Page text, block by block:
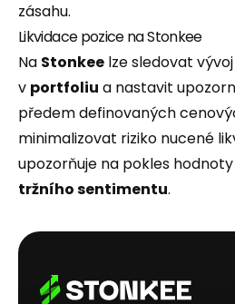
zásahu.
Likvidace pozice na Stonkee
Na Stonkee lze sledovat
v portfoliu a nastavit
předem definovaných
minimalizovat riziko nucené
upozorňuje na pokles
tržního sentimentu.